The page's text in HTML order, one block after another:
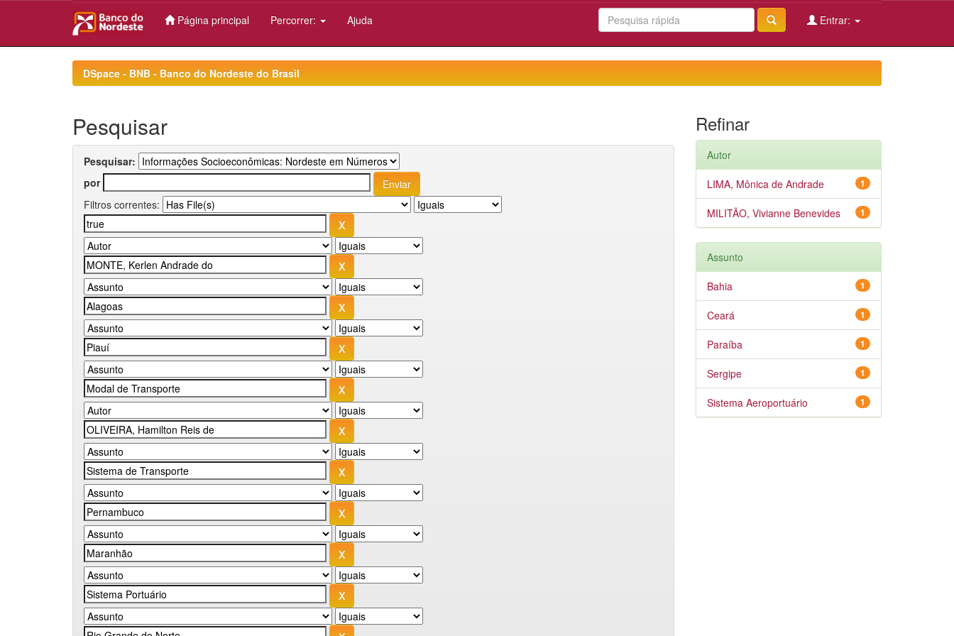
Página principal Percorrer: Ajuda Entrar:
DSpace - BNB - Banco do Nordeste do Brasil
Pesquisar
Pesquisar:
por
Filtros correntes:
Refinar
Autor
1
LIMA, Mônica de Andrade
1
MILITÃO, Vivianne Benevides
Assunto
1
Bahia
1
Ceará
1
Paraíba
1
Sergipe
1
Sistema Aeroportuário